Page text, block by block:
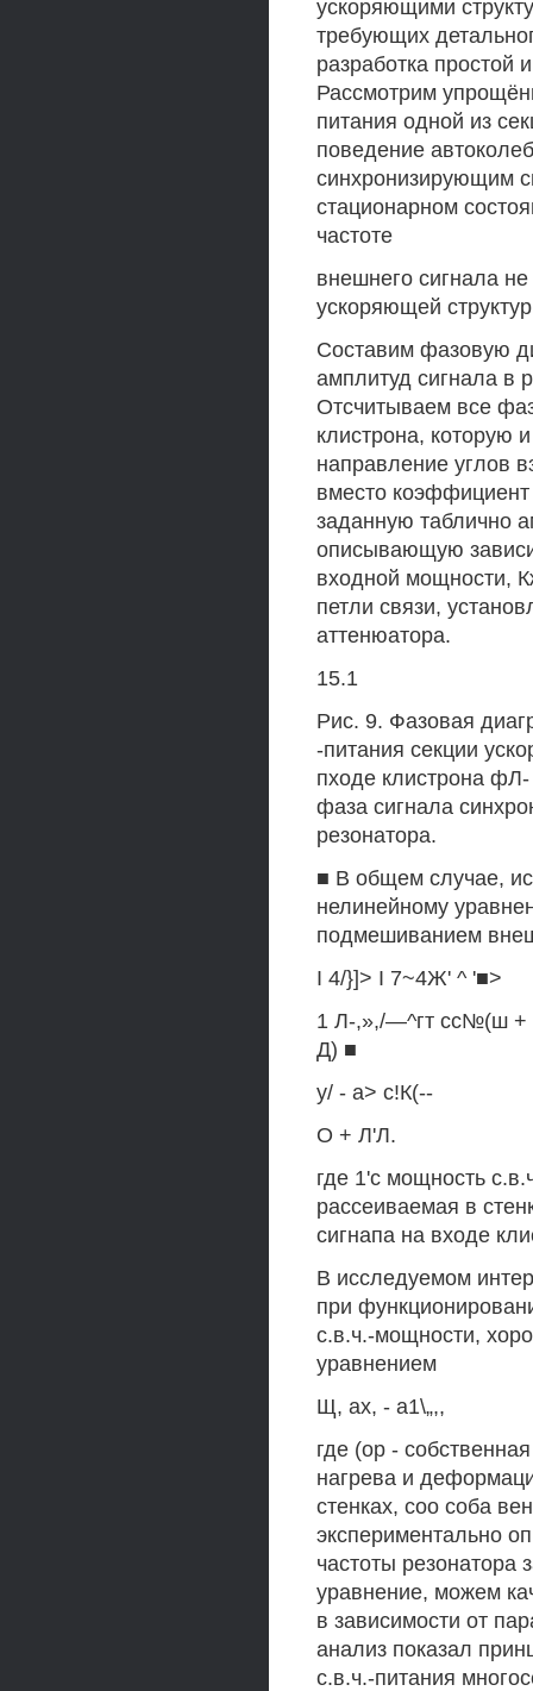
ускоряющими
требующих
разработка простой
Рассмотрим
питания одной из
поведение
синхронизирующим
стационарном
частоте
внешнего сигнала
ускоряющей
Составим фазовую
амплитуд сигнала в
Отсчитываем все
клистрона, которую
направление углов
вместо
заданную таблично
описывающую
входной мощности,
петли связи,
аттенюатора.
15.1
Рис. 9. Фазовая
-питания секции
пходе клистрона
фаза сигнала
резонатора.
■ В общем случае,
нелинейному
подмешиванием
I 4/}]> I 7~4Ж' ^ '■>
1 Л-,»,/—^гт сс№(ш +
Д) ■
у/ - а> с!К(--
О + Л'Л.
где 1'с мощность
рассеиваемая в
сигнапа на входе
В исследуемом
при
с.в.ч.-мощности,
уравнением
Щ, ах, - а1\„,,
где (ор -
нагрева и
стенках, соо соба
экспериментально
частоты резонатора
уравнение, можем
в зависимости от
анализ показал
с.в.ч.-питания